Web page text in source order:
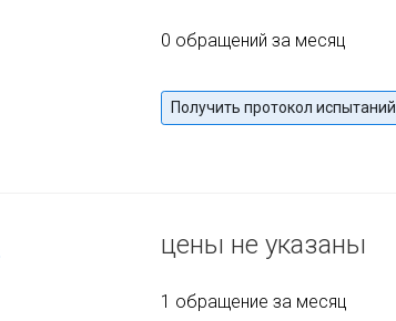
0 обращений за месяц
Получить протокол испытаний
цены не указаны
1 обращение за месяц